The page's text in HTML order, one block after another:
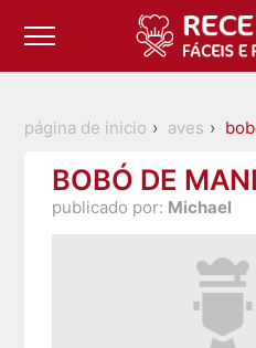
página de inicio aves
BOBÓ DE
publicado por: Michael